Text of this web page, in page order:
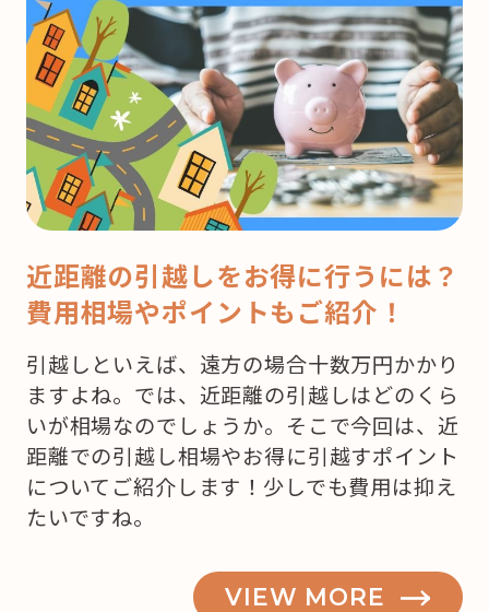
近距離の引越しをお得に行うには？
費用相場やポイントもご紹介！
引越しといえば、遠方の場合十数万円かかり
ますよね。では、近距離の引越しはどのくら
いが相場なのでしょうか。そこで今回は、近
距離での引越し相場やお得に引越すポイント
についてご紹介します！少しでも費用は抑え
たいですね。
VIEW MORE